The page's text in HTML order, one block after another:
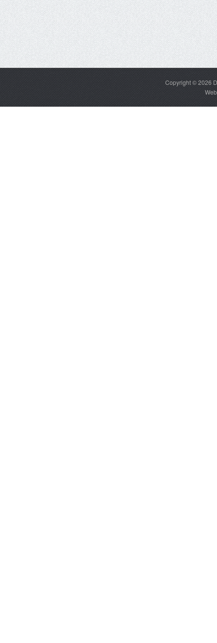
Copyright © 2026